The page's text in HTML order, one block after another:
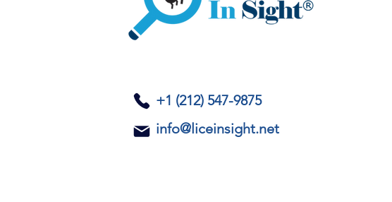
​+1 (212) 547-9875
info@liceinsight.net